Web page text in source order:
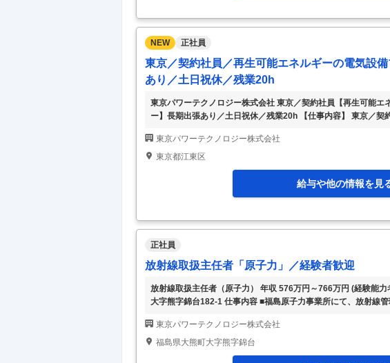
NEW 正社員
東京／契約社員／再生可能エネルギーの電気設
あり／土日祝休／残業20h
東京パワーテクノロジー株式会社 東京／契約社員【再生可能エ
ー】長期出張あり／土日祝休／残業20h 【仕事内容】 東京／契
土日祝休・年休125日/残業20H程度/平均勤続年数21.6年～ ■業
事の電気設備の計画・設計・現場進捗管理などのプロジェクト
の電気設備の計画・設計・現場進捗管理などのプロジェクトリ
東京パワーテクノロジー株式会社
東京都江東区
給与や他の情報を見
正社員
放射線取扱主任者「原子力」／経験者歓迎
放射線取扱主任者（原子力） 年収 576万円～766万円 (経験能
大字熊字錦台182-1 仕事内容 ■福島原子力事業所にて、放射線
はまる方 ■いずれかの資格をお持ちの方 ・第1種放射線取扱主
■放射線管理の実務経験をお持ちの方 ■建築物の施工管理、試験
の方 雇用・勤務の条件など <雇用形態> 正社員 <勤務体制> 8:00
東京パワーテクノロジー株式会社
福島県大熊町大字熊字錦台